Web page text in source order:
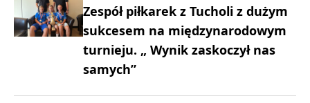
Zespół piłkarek z Tucholi z dużym
sukcesem na międzynarodowym
turnieju. „ Wynik zaskoczył nas
samych”